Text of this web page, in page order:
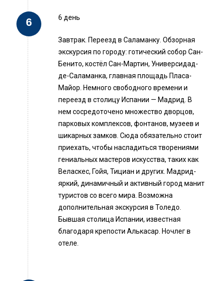
6 день
Завтрак. Переезд в Саламанку. Обзорная
экскурсия по городу: готический собор Сан-
Бенито, костёл Сан-Мартин, Универсидад-
де-Саламанка, главная площадь Пласа-
Майор. Немного свободного времени и
переезд в столицу Испании — Мадрид. В
нем сосредоточено множество дворцов,
парковых комплексов, фонтанов, музеев и
шикарных замков. Сюда обязательно стоит
приехать, чтобы насладиться творениями
гениальных мастеров искусства, таких как
Веласкес, Гойя, Тициан и других. Мадрид-
яркий, динамичный и активный город манит
туристов со всего мира. Возможна
дополнительная экскурсия в Толедо.
Бывшая столица Испании, известная
благодаря крепости Алькасар. Ночлег в
отеле.